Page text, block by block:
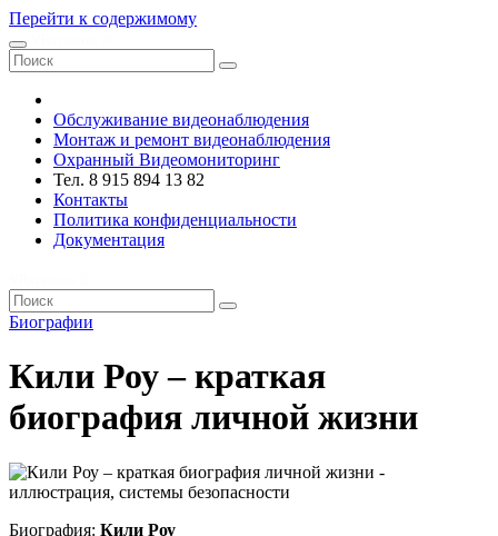
Перейти к содержимому
Обслуживание видеонаблюдения
Монтаж и ремонт видеонаблюдения
Охранный Видеомониторинг
Тел. 8 915 894 13 82
Контакты
Политика конфиденциальности
Документация
Биографии
Кили Роу – краткая
биография личной жизни
Биография: Кили Роу